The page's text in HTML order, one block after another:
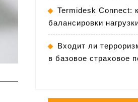
Termidesk Connect:
балансировки
Входит ли
в базовое страховое